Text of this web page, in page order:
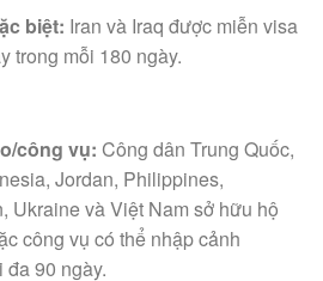
biệt: Iran và Iraq được miễn visa
trong mỗi 180 ngày.
công vụ: Công dân Trung Quốc,
Jordan, Philippines,
Ukraine và Việt Nam sở hữu hộ
công vụ có thể nhập cảnh
90 ngày.